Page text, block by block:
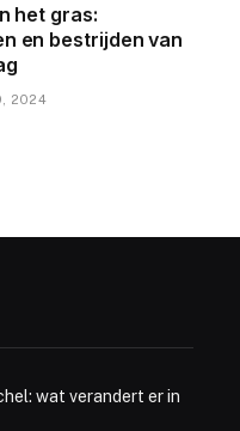
het gras:
en bestrijden van
2024
wat verandert er in